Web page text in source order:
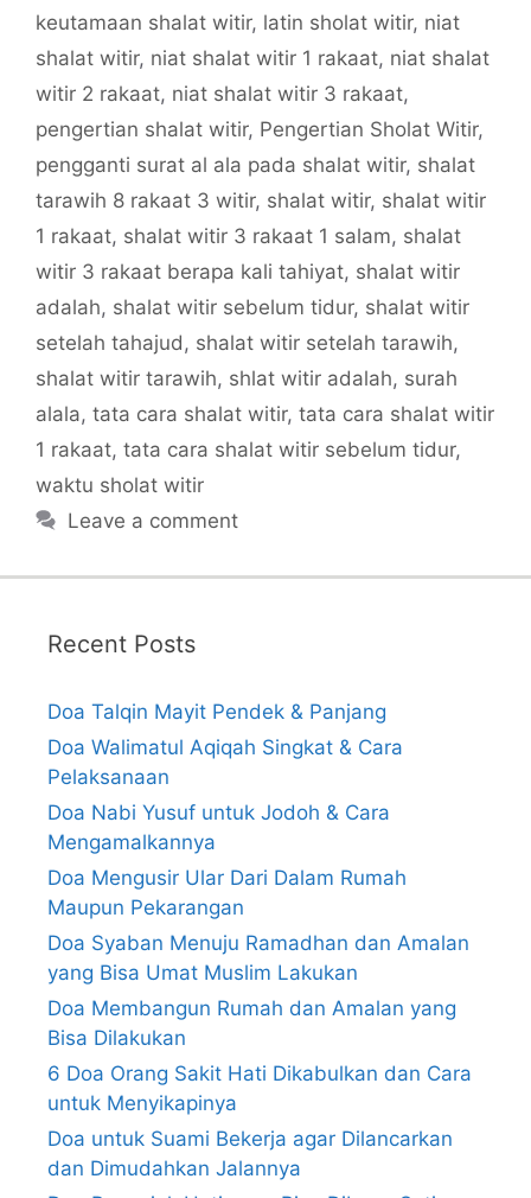
keutamaan shalat witir, latin sholat witir, niat
shalat witir, niat shalat witir 1 rakaat, niat shalat
witir 2 rakaat, niat shalat witir 3 rakaat,
pengertian shalat witir, Pengertian Sholat Witir,
pengganti surat al ala pada shalat witir, shalat
tarawih 8 rakaat 3 witir, shalat witir, shalat witir
1 rakaat, shalat witir 3 rakaat 1 salam, shalat
witir 3 rakaat berapa kali tahiyat, shalat witir
adalah, shalat witir sebelum tidur, shalat witir
setelah tahajud , shalat witir setelah tarawih,
shalat witir tarawih, shlat witir adalah, surah
alala, tata cara shalat witir, tata cara shalat witir
1 rakaat, tata cara shalat witir sebelum tidur,
waktu sholat witir
Leave a comment
Recent Posts
Doa Talqin Mayit Pendek & Panjang
Doa Walimatul Aqiqah Singkat & Cara
Pelaksanaan
Doa Nabi Yusuf untuk Jodoh & Cara
Mengamalkannya
Doa Mengusir Ular Dari Dalam Rumah
Maupun Pekarangan
Doa Syaban Menuju Ramadhan dan Amalan
yang Bisa Umat Muslim Lakukan
Doa Membangun Rumah dan Amalan yang
Bisa Dilakukan
6 Doa Orang Sakit Hati Dikabulkan dan Cara
untuk Menyikapinya
Doa untuk Suami Bekerja agar Dilancarkan
dan Dimudahkan Jalannya